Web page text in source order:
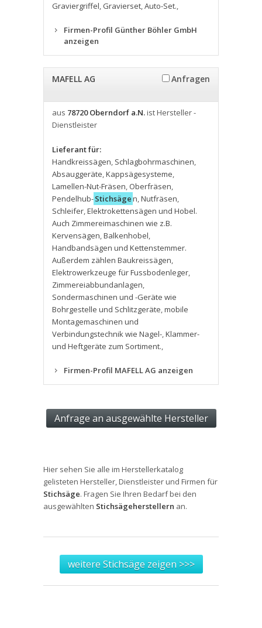
Graviergriffel, Gravierset,Auto-Set.,
Firmen-Profil Günther Böhler GmbH
anzeigen
MAFELL AG Anfragen
aus 78720 Oberndorf a.N.ist Hersteller -
Dienstleister
Lieferant für:
Handkreissägen, Schlagbohrmaschinen,
Absauggeräte,Kappsägesysteme,
Lamellen-Nut-Fräsen, Oberfräsen,
Pendelhub-Stichsägen,Nutfräsen,
Schleifer,Elektrokettensägen und Hobel.
Auch Zimmereimaschinen wie z.B.
Kervensägen,Balkenhobel,
Handbandsägen und Kettenstemmer.
Außerdem zählen Baukreissägen,
Elektrowerkzeuge für Fussbodenleger,
Zimmereiabbundanlagen,
Sondermaschinen und -Geräte wie
Bohrgestelle und Schlitzgeräte,mobile
Montagemaschinen und
Verbindungstechnik wie Nagel-,Klammer-
und Heftgeräte zum Sortiment.,
Firmen-Profil MAFELL AG anzeigen
Hier sehen Sie alle im Herstellerkatalog
gelisteten Hersteller, Dienstleister und Firmen für
Stichsäge. Fragen Sie Ihren Bedarf bei den
ausgewählten Stichsägeherstellern an.
weitere Stichsäge zeigen >>>